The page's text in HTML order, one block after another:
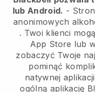
lub Android. -
anonimowych
. Twoi klienci
App Store lub
zobaczyć Twoje
pominąć
natywnej
ogólną aplikację